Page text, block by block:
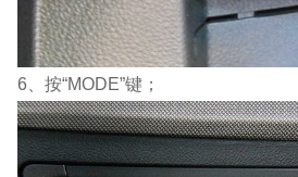
6、按“MODE”键；